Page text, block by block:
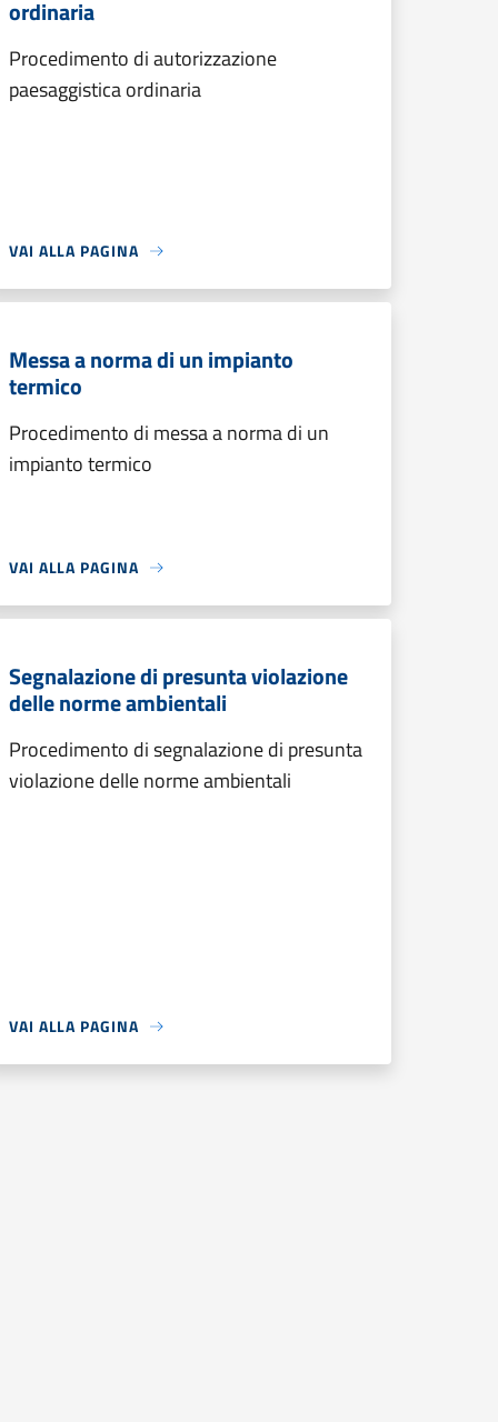
ordinaria
Procedimento di autorizzazione
paesaggistica ordinaria
VAI ALLA PAGINA
Messa a norma di un impianto
termico
Procedimento di messa a norma di un
impianto termico
VAI ALLA PAGINA
Segnalazione di presunta violazione
delle norme ambientali
Procedimento di segnalazione di presunta
violazione delle norme ambientali
VAI ALLA PAGINA